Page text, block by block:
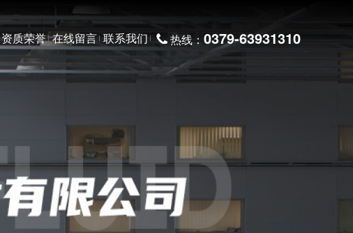
资质荣誉 在线留言 联系我们 热线：0379-63931310